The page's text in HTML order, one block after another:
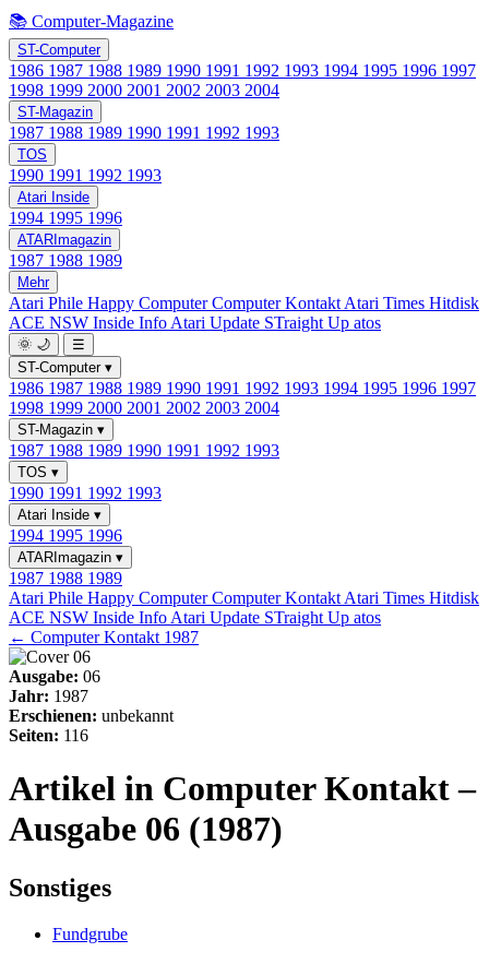
📚 Computer-Magazine
ST-Computer
1986 1987 1988 1989 1990 1991 1992 1993 1994 1995 1996 1997
1998 1999 2000 2001 2002 2003 2004
ST-Magazin
1987 1988 1989 1990 1991 1992 1993
TOS
1990 1991 1992 1993
Atari Inside
1994 1995 1996
ATARImagazin
1987 1988 1989
Mehr
Atari Phile Happy ComputerComputer Kontakt Atari Times Hitdisk
ACE NSW Inside Info Atari Update STraight Up atos
🌞 🌙
☰
ST-Computer ▾
1986 1987 1988 1989 1990 1991 1992 1993 1994 1995 1996 1997
1998 1999 2000 2001 2002 2003 2004
ST-Magazin ▾
1987 1988 1989 1990 1991 1992 1993
TOS ▾
1990 1991 1992 1993
Atari Inside ▾
1994 1995 1996
ATARImagazin ▾
1987 1988 1989
Atari Phile Happy ComputerComputer Kontakt Atari Times Hitdisk
ACE NSW Inside Info Atari Update STraight Up atos
← Computer Kontakt 1987
Ausgabe: 06
Jahr: 1987
Erschienen: unbekannt
Seiten: 116
Artikel in Computer Kontakt –
Ausgabe 06 (1987)
Sonstiges
Fundgrube